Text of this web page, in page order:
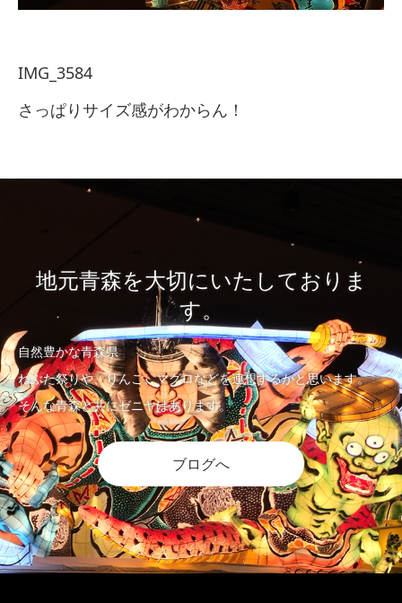
IMG_3584
さっぱりサイズ感がわからん！
地元青森を大切にいたしておりま
す。
自然豊かな青森県
ねぶた祭りや、りんご、マグロなどを連想するかと思います。
そんな青森と共にゼニヤはあります。
ブログへ